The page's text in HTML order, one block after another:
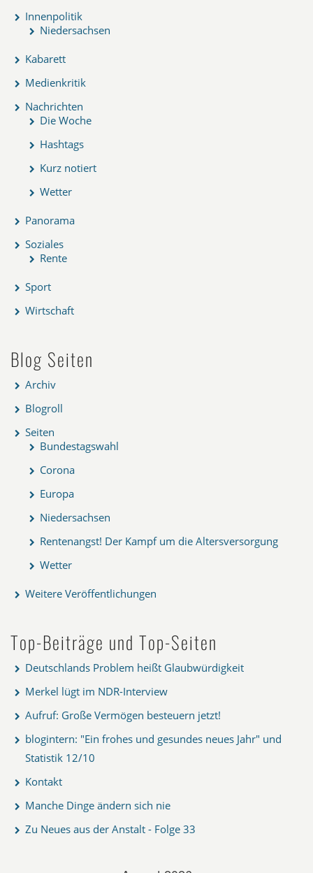
Innenpolitik
Niedersachsen
Kabarett
Medienkritik
Nachrichten
Die Woche
Hashtags
Kurz notiert
Wetter
Panorama
Soziales
Rente
Sport
Wirtschaft
Blog Seiten
Archiv
Blogroll
Seiten
Bundestagswahl
Corona
Europa
Niedersachsen
Rentenangst! Der Kampf um die Altersversorgung
Wetter
Weitere Veröffentlichungen
Top-Beiträge und Top-Seiten
Deutschlands Problem heißt Glaubwürdigkeit
Merkel lügt im NDR-Interview
Aufruf: Große Vermögen besteuern jetzt!
blogintern: "Ein frohes und gesundes neues Jahr" und
Statistik 12/10
Kontakt
Manche Dinge ändern sich nie
Zu Neues aus der Anstalt - Folge 33